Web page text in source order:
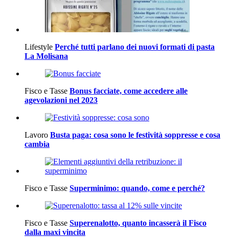
Lifestyle Perché tutti parlano dei nuovi formati di pasta
La Molisana
Fisco e Tasse Bonus facciate, come accedere alle
agevolazioni nel 2023
Lavoro Busta paga: cosa sono le festività soppresse e cosa
cambia
Fisco e Tasse Superminimo: quando, come e perché?
Fisco e Tasse Superenalotto, quanto incasserà il Fisco
dalla maxi vincita